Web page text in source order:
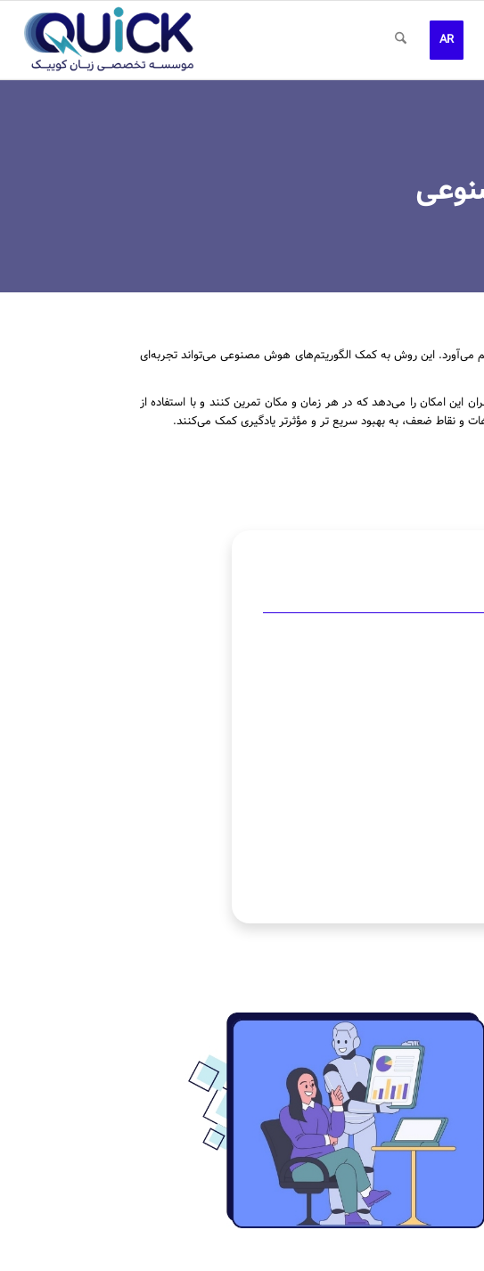
AR
می‌آورد. این روش به کمک الگوریتم‌های هوش مصنوعی می‌تواند تجربه‌ای
این امکان را می‌دهد که در هر زمان و مکان تمرین کنند و با استفاده از
و نقاط ضعف، به بهبود سریع ‌تر و مؤثرتر یادگیری کمک می‌کنند.